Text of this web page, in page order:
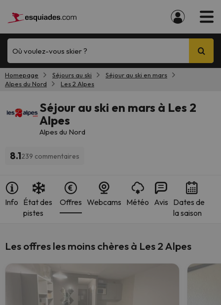
Où voulez-vous skier ?
Homepage Séjours au ski
Séjour au ski en mars
Alpes du Nord
Les 2 Alpes
Séjour au ski en mars à Les 2
Alpes
Alpes du Nord
8.1239 commentaires
Info État des
pistes
Offres Webcams Météo Avis Dates de
la saison
Les offres les moins chères à Les 2 Alpes